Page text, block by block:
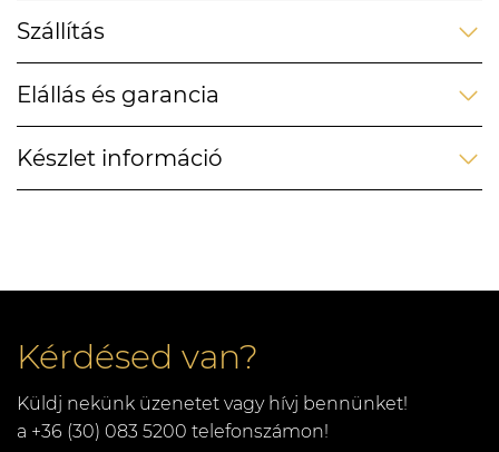
Szállítás
Elállás és garancia
Készlet információ
Kérdésed van?
Küldj nekünk üzenetet vagy hívj bennünket!
a +36 (30) 083 5200 telefonszámon!